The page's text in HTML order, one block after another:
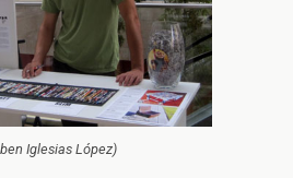
Iglesias López)